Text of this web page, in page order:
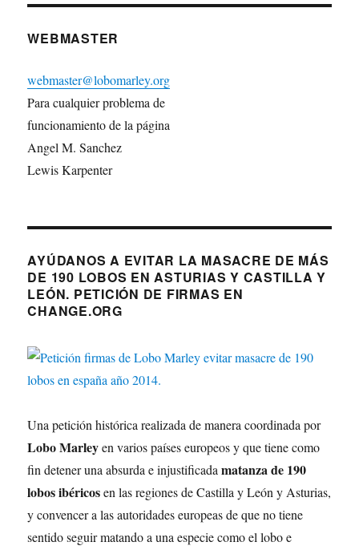
WEBMASTER
webmaster@lobomarley.org
Para cualquier problema de
funcionamiento de la página
Angel M. Sanchez
Lewis Karpenter
AYÚDANOS A EVITAR LA MASACRE DE MÁS
DE 190 LOBOS EN ASTURIAS Y CASTILLA Y
LEÓN. PETICIÓN DE FIRMAS EN
CHANGE.ORG
Una petición histórica realizada de manera coordinada por
Lobo Marleyen varios países europeos y que tiene como
fin detener una absurda e injustificadamatanza de 190
lobos ibéricosen las regiones de Castilla y León y Asturias,
y convencer a las autoridades europeas de que no tiene
sentido seguir matando a una especie como el lobo e